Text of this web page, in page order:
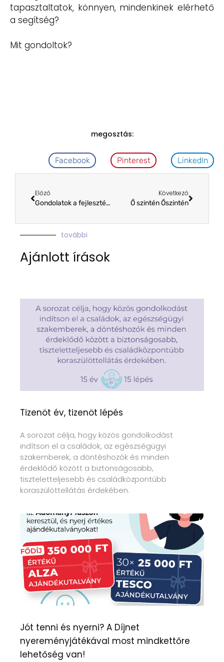
tapasztaltatok, könnyen, mindenkinek elérhető
a segítség?
Mit gondoltok?
megosztás:
Facebook Pinterest LinkedIn
Előző
Gondolatok a fejlesztés körül
Következő
Ő szintén Őszintén
további
Ajánlott írások
Tizenöt év, tizenöt lépés
A sorozat célja, hogy közös gondolkodást
indítson el a családok, az egészségügyi
szakemberek, a döntéshozók és minden
érdeklődő között a biztonságosabb,
tiszteletteljesebb és családközpontúbb
koraszülöttellátás érdekében.
Jót tenni és nyerni? A Díjnet
nyereményjátékával most mindkettőre
lehetőség van!